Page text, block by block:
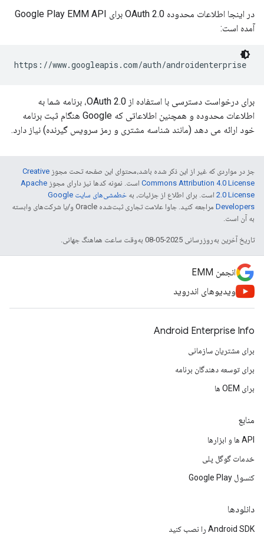
در اینجا اطلاعات محدوده OAuth 2.0 برای Google Play EMM API
آمده است:
https://www.googleapis.com/auth/androidenterprise
برای درخواست دسترسی با استفاده از OAuth 2.0، برنامه شما به
اطلاعات محدوده و همچنین اطلاعاتی که Google هنگام ثبت برنامه
خود ارائه می دهد (مانند شناسه مشتری و رمز سرویس گیرنده) نیاز دارد.
جز در مواردی که غیر از این ذکر شده باشد،‌محتوای این صفحه تحت مجوز Creative
Commons Attribution 4.0 License است. نمونه کدها نیز دارای مجوز Apache
2.0 License است. برای اطلاع از جزئیات، به
خطمشی‌های سایت Google
Developers‏
مراجعه کنید. جاوا علامت تجاری ثبت‌شده Oracle و/یا شرکت‌های وابسته
به آن است.
تاریخ آخرین به‌روزرسانی 2025-05-08 به‌وقت ساعت هماهنگ جهانی.
انجمن EMM
ویدیوهای اندروید
Android Enterprise Info
برای مشتریان سازمانی
برای توسعه دهندگان برنامه
برای OEM ها
منابع
API ها و ابزارها
خدمات گوگل پلی
کنسول Google Play
دانلودها
Android SDK را نصب کنید